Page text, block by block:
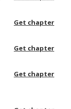
Get chapter
Get chapter
Get chapter